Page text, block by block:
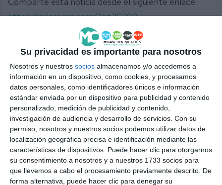
Su privacidad es importante para nosotros
Nosotros y nuestros socios almacenamos y/o accedemos a
información en un dispositivo, como cookies, y procesamos
datos personales, como identificadores únicos e información
estándar enviada por un dispositivo para publicidad y contenido
personalizado, medición de publicidad y contenido,
investigación de audiencia y desarrollo de servicios. Con su
permiso, nosotros y nuestros socios podemos utilizar datos de
localización geográfica precisa e identificación mediante las
características de dispositivos. Puede hacer clic para otorgarnos
su consentimiento a nosotros y a nuestros 1733 socios para
que llevemos a cabo el procesamiento previamente descrito. De
forma alternativa, puede hacer clic para denegar su
https://mijascom.com/?a=35388
MÁLAGA SUBVENCIONES
DEPORTIVAS MIJAS